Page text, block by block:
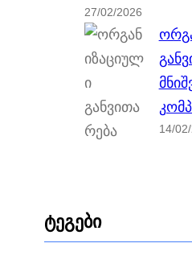
27/02/2026
14/
ტეგები